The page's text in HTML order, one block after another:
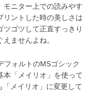
モニター上での読みやす
リントした時の美しさは
ゴツして正直すっきり
ませんよね。
フォルトのMSゴシック
本「メイリオ」を使って
メイリオ」に変更して